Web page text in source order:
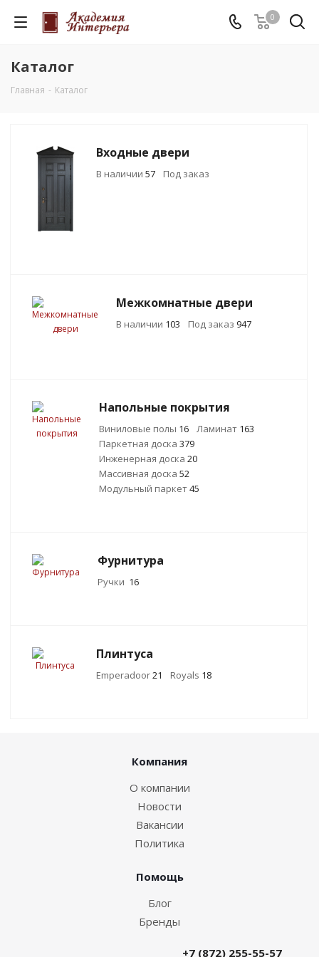
0
Каталог
Главная - Каталог
Входные двери
В наличии 57 Под заказ
Межкомнатные двери
В наличии 103 Под заказ 947
Напольные покрытия
Виниловые полы 16 Ламинат 163
Паркетная доска 379
Инженерная доска 20
Массивная доска 52
Модульный паркет45
Фурнитура
Ручки 16
Плинтуса
Emperadoor21 Royals 18
Компания
О компании
Новости
Вакансии
Политика
Помощь
Блог
Бренды
+7 (872) 255-55-57